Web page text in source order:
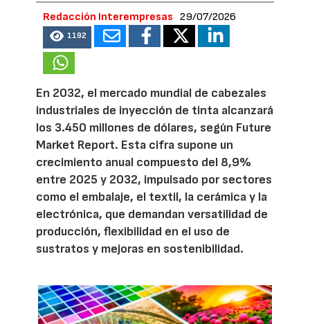
Redacción Interempresas 29/07/2026
1192
En 2032, el mercado mundial de cabezales
industriales de inyección de tinta alcanzará
los 3.450 millones de dólares, según Future
Market Report. Esta cifra supone un
crecimiento anual compuesto del 8,9%
entre 2025 y 2032, impulsado por sectores
como el embalaje, el textil, la cerámica y la
electrónica, que demandan versatilidad de
producción, flexibilidad en el uso de
sustratos y mejoras en sostenibilidad.